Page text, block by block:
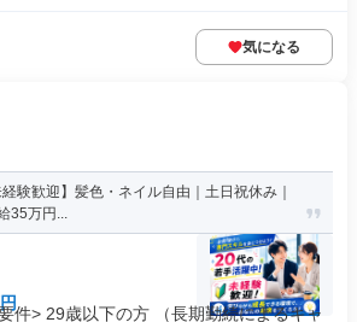
気になる
験歓迎】髪色・ネイル自由｜土日祝休み｜
35万円...
件> 29歳以下の方 （長期勤続によるキャ